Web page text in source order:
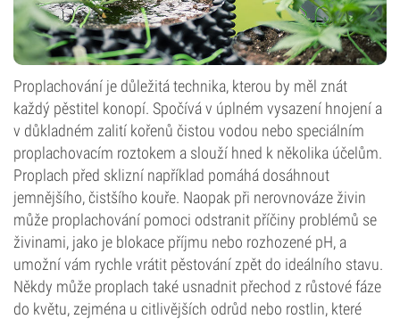
Proplachování je důležitá technika, kterou by měl znát
každý pěstitel konopí. Spočívá v úplném vysazení hnojení a
v důkladném zalití kořenů čistou vodou nebo speciálním
proplachovacím roztokem a slouží hned k několika účelům.
Proplach před sklizní například pomáhá dosáhnout
jemnějšího, čistšího kouře. Naopak při nerovnováze živin
může proplachování pomoci odstranit příčiny problémů se
živinami, jako je blokace příjmu nebo rozhozené pH, a
umožní vám rychle vrátit pěstování zpět do ideálního stavu.
Někdy může proplach také usnadnit přechod z růstové fáze
do květu, zejména u citlivějších odrůd nebo rostlin, které